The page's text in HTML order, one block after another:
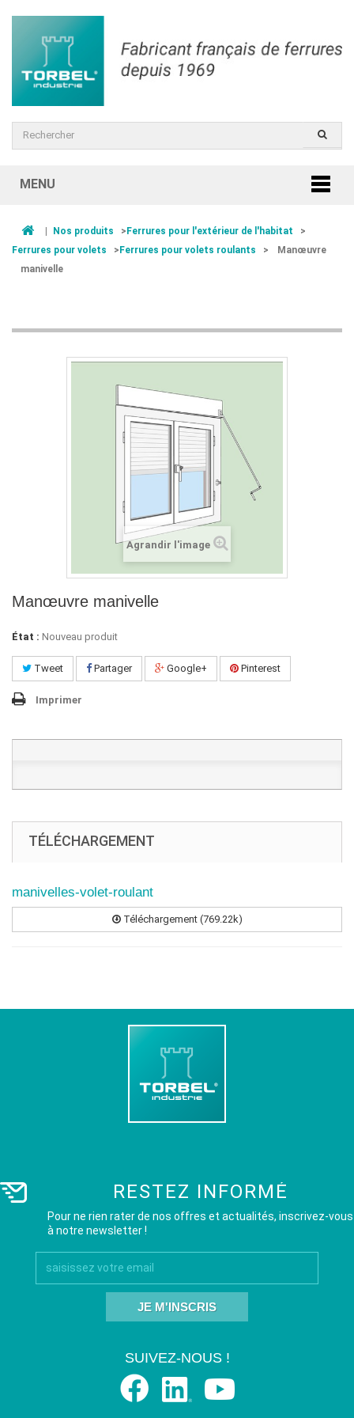
MENU
| Nos produits >Ferrures pour l'extérieur de l'habitat
>
Ferrures pour volets
>Ferrures pour volets roulants >
Manœuvre
manivelle
Agrandir l'image
Manœuvre manivelle
État : Nouveau produit
Tweet Partager Google+ Pinterest
Imprimer
TÉLÉCHARGEMENT
manivelles-volet-roulant
Téléchargement (769.22k)
RESTEZ INFORMÉ
Pour ne rien rater de nos offres et actualités, inscrivez-vous
à notre newsletter !
JE M'INSCRIS
SUIVEZ-NOUS !